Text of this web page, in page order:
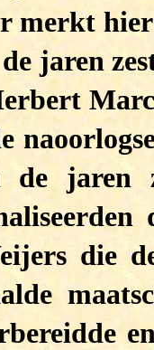
merkt
jaren
de
die